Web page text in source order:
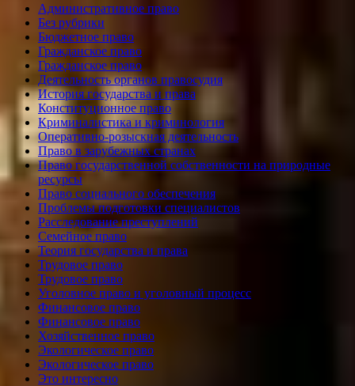
Административное право
Без рубрики
Бюджетное право
Гражданское право
Гражданское право
Деятельность органов правосудия
История государства и права
Конституционное право
Криминалистика и криминология
Оперативно-розыскная деятельность
Право в зарубежных странах
Право государственной собственности на природные
ресурсы
Право социального обеспечения
Проблемы подготовки специалистов
Расследование преступлений
Семейное право
Теория государства и права
Трудовое право
Трудовое право
Уголовное право и уголовный процесс
Финансовое право
Финансовое право
Хозяйственное право
Экологическое право
Экологическое право
Это интересно